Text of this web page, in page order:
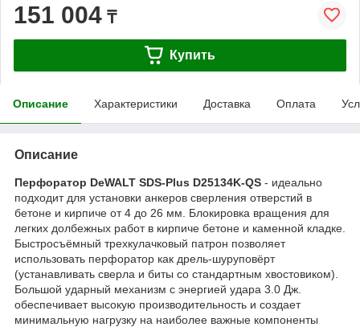
151 004 ₸
Купить
Описание Характеристики Доставка Оплата
Описание
Перфоратор DeWALT SDS-Plus D25134K-QS - идеально
подходит для установки анкеров сверления отверстий в
бетоне и кирпиче от 4 до 26 мм. Блокировка вращения для
легких долбежных работ в кирпиче бетоне и каменной кладке.
Быстросъёмный трехкулачковый патрон позволяет
использовать перфоратор как дрель-шуруповёрт
(устанавливать сверла и биты со стандартным хвостовиком).
Большой ударный механизм с энергией удара 3.0 Дж.
обеспечивает высокую производительность и создает
минимальную нагрузку на наиболее важные компоненты